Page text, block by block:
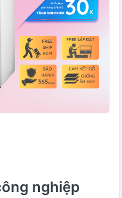
nghiệp